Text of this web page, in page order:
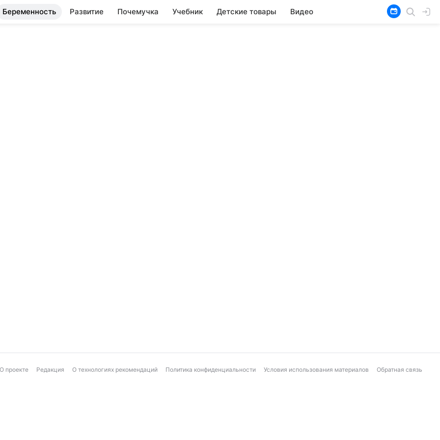
Беременность Развитие Почемучка Учебник Детские товары Видео
О проекте Редакция О технологиях рекомендаций Политика конфиденциальности Условия использования материалов Обратная связь